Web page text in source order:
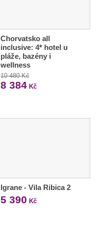
Chorvatsko all
inclusive: 4* hotel u
pláže, bazény i
wellness
10 480 Kč
8 384Kč
Igrane - Vila Ribica 2
5 390 Kč